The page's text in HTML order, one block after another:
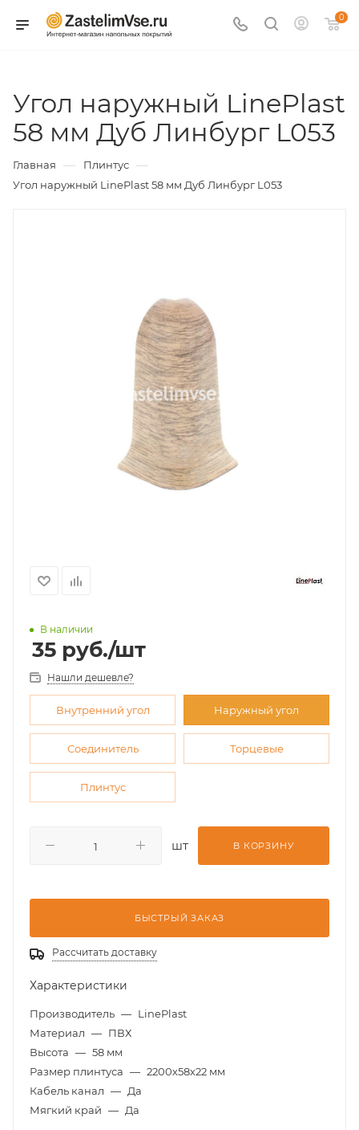
0
Угол наружный LinePlast
58 мм Дуб Линбург L053
Главная — Плинтус —
Угол наружный LinePlast 58 мм Дуб Линбург L053
В наличии
35 руб./шт
Нашли дешевле?
Внутренний угол Наружный угол
Соединитель Торцевые
Плинтус
шт В КОРЗИНУ
БЫСТРЫЙ ЗАКАЗ
Рассчитать доставку
Характеристики
Производитель — LinePlast
Материал — ПВХ
Высота — 58 мм
Размер плинтуса — 2200х58х22 мм
Кабель канал — Да
Мягкий край — Да